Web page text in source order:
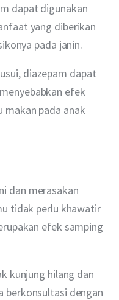
dapat digunakan
yang diberikan
pada janin.
diazepam dapat
efek
makan pada anak
dan merasakan
tidak perlu khawatir
efek samping
kunjung hilang dan
berkonsultasi dengan